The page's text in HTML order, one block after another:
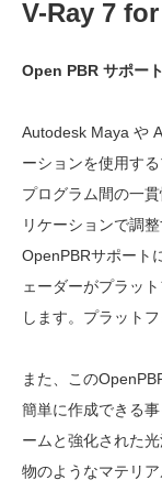
V-Ray 7
Open PBR サポート
Autodesk Maya や
ーションを使用す
プログラム間の一
リケーションで調
OpenPBRサポート
ェーダーがプラッ
します。プラット
また、この
簡単に作成できる
ームと強化された
物のようなマテリ